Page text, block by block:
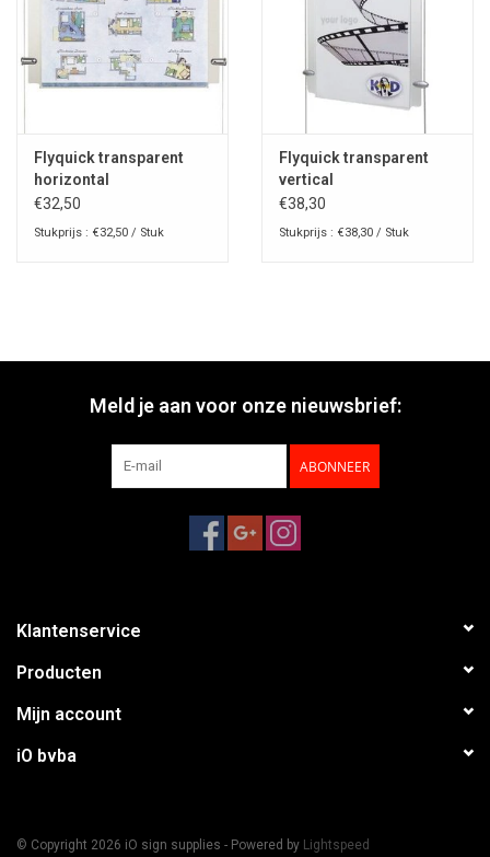
Flyquick transparent
horizontal
€32,50
Stukprijs : €32,50 / Stuk
Flyquick transparent
vertical
€38,30
Stukprijs : €38,30 / Stuk
Meld je aan voor onze nieuwsbrief:
ABONNEER
Klantenservice
Producten
Mijn account
iO bvba
© Copyright 2026 iO sign supplies - Powered by Lightspeed